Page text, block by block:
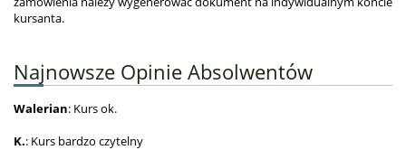
kursanta.
Najnowsze Opinie Absolwentów
Walerian: Kurs ok.
K.: Kurs bardzo czytelny